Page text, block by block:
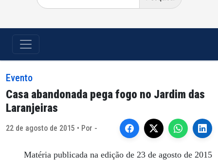
por:
Evento
Casa abandonada pega fogo no Jardim das
Laranjeiras
22 de agosto de 2015 • Por -
Matéria publicada na edição de 23 de agosto de 2015